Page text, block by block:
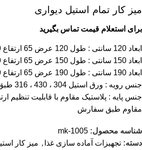
میز کار تمام استیل دیواری
برای استعلام قیمت تماس بگیرید
ابعاد 120 سانتی : طول 120 عرض 65 ارتفاع 90 سانتی متر
ابعاد 150 سانتی : طول 150 عرض 65 ارتفاع 90 سانتی متر
ابعاد 190 سانتی : طول 190 عرض 65 ارتفاع 90 سانتی متر
جنس رویه : ورق استیل 304 ، 430 ، 316 طبق سفارش
جنس پایه : پلاستیک مقاوم با قابلیت تنظیم
مقاوم طبق سفارش
شناسه محصول: mk-1005
دسته: تجهیزات آماده سازی غذا , میز کار